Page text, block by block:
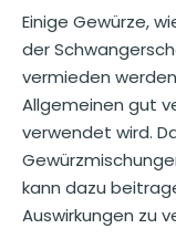
Einige Gewürze,
der
vermieden
Allgemeinen gut
verwendet wird.
kann dazu
Auswirkungen zu